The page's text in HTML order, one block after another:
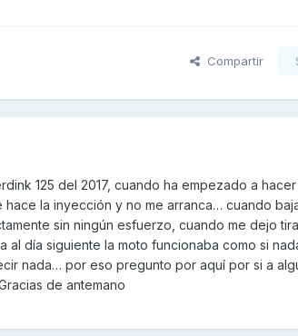
Compartir
125 del 2017, cuando ha empezado a
la inyección y no me arranca… cuando
sin ningún esfuerzo, cuando me dejo
al día siguiente la moto funcionaba como si
nada… por eso pregunto por aquí por si a
de antemano